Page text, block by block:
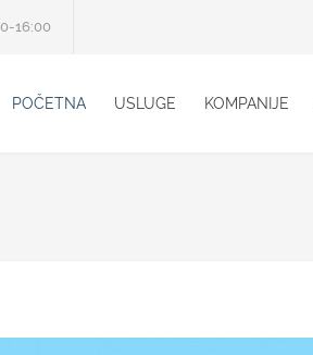
16:00
POČETNA USLUGE KOMPANIJE